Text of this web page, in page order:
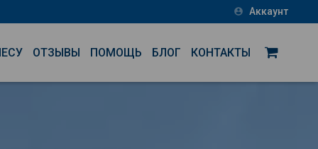
account_circle Аккаунт
ОТЗЫВЫ ПОМОЩЬ БЛОГ КОНТАКТЫ